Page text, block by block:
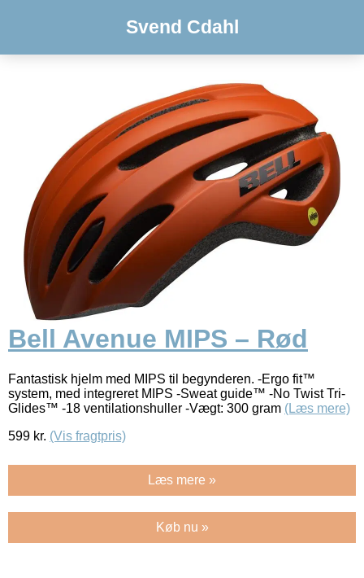
Svend Cdahl
Bell Avenue MIPS – Rød
Fantastisk hjelm med MIPS til begynderen. -Ergo fit™
system, med integreret MIPS -Sweat guide™ -No Twist Tri-
Glides™ -18 ventilationshuller -Vægt: 300 gram (Læs mere)
599 kr. (Vis fragtpris)
Læs mere »
Køb nu »